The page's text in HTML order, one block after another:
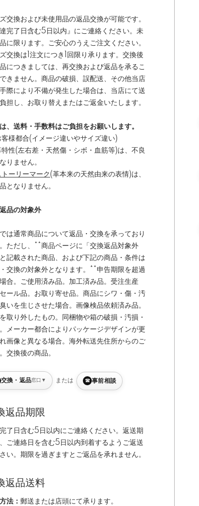
交換および未使用品の返品交換が可能です。
達完了日含む5日以内』にご連絡ください。未
に限ります。ご安心のうえご注文ください。
交換は1注文につき1回限り承ります。交換後
につきましては、再交換および返品を承るこ
きません。商品の破損、誤配送、その他当店
際により不備が発生した場合は、当店にて送
担し、お取り替えまたはご返金いたします。
、送料・手数料はご負担をお願いします。
客様都合(イメージ違いやサイズ違い)
性(左右差・天然傷・シボ・血筋等)は、不良
りません。
トーリーマーク(革本来の天然由来の表情)は、
となりません。
品の対象外
は通常商品について返品・交換を承っており
ただし、**商品ページに「交換返品対象外
記載された商品、および下記の商品・条件は
交換の対象外となります。**申告期限を超過
合。ご使用済み品。加工済み品。受注生産
ール品。お取り寄せ品。商品にシワ・傷・汚
いを生じさせた場合。画像検品依頼済み品。
取り外したもの。同梱物や箱の破損・汚損・
メーカー都合によりパッケージデザインが更
画像と異なる場合。海外転送先住所からのご
交換後の商品。
交換・返品窓口 ▼ または ☎ 事前相談
返品期限
了日含む5日以内にご連絡ください。返送期
ご連絡日を含む5日以内到着するようご返送
い。期限を過ぎますとご返品を承れません。
返品送料
法： 郵送または店頭にて承ります。